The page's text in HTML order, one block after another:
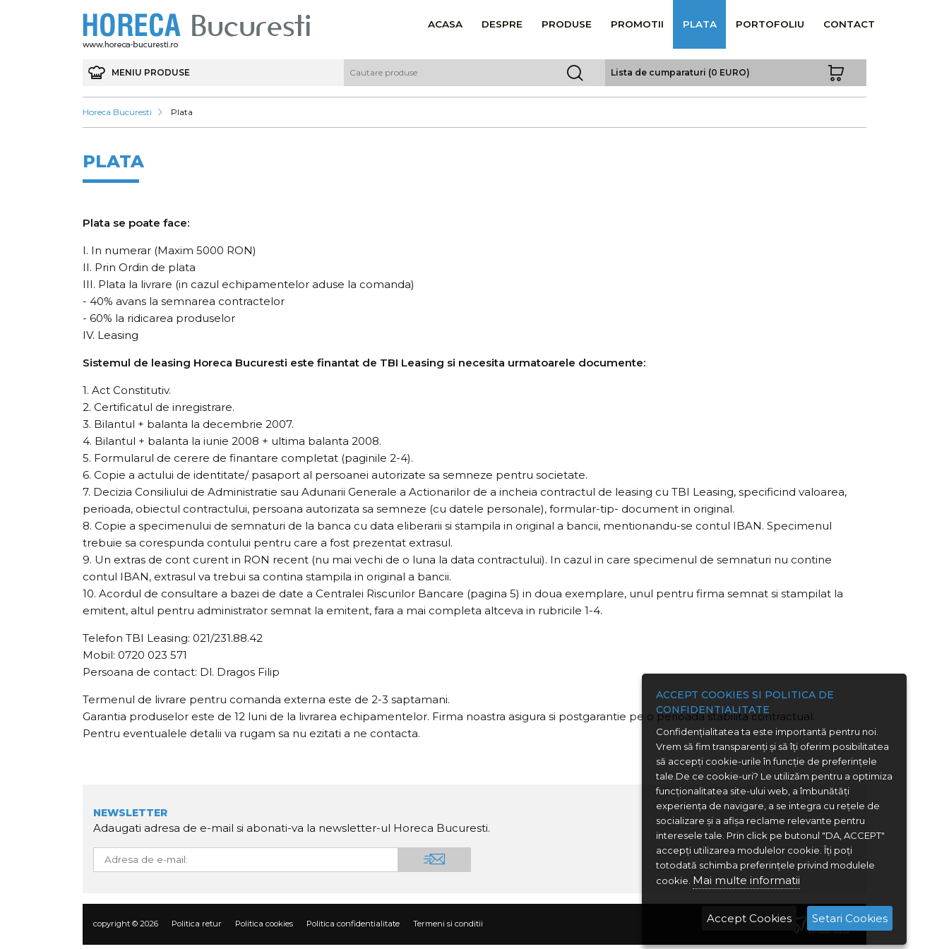
ACASA DESPRE PRODUSE PROMOTII PLATA PORTOFOLIU CONTACT
MENIU PRODUSE Lista de cumparaturi (0 EURO)
Horeca Bucuresti Plata
PLATA
Plata se poate face:
I. In numerar (Maxim 5000 RON)
II. Prin Ordin de plata
III. Plata la livrare (in cazul echipamentelor aduse la comanda)
- 40% avans la semnarea contractelor
- 60% la ridicarea produselor
IV. Leasing
Sistemul de leasing Horeca Bucuresti este finantat de TBI Leasing si necesita urmatoarele documente:
1. Act Constitutiv.
2. Certificatul de inregistrare.
3. Bilantul + balanta la decembrie 2007.
4. Bilantul + balanta la iunie 2008 + ultima balanta 2008.
5. Formularul de cerere de finantare completat (paginile 2-4).
6. Copie a actului de identitate/ pasaport al persoanei autorizate sa semneze pentru societate.
7. Decizia Consiliului de Administratie sau Adunarii Generale a Actionarilor de a incheia contractul de leasing cu TBI Leasing, specificind valoarea,
perioada, obiectul contractului, persoana autorizata sa semneze (cu datele personale), formular-tip- document in original.
8. Copie a specimenului de semnaturi de la banca cu data eliberarii si stampila in original a bancii, mentionandu-se contul IBAN. Specimenul
trebuie sa corespunda contului pentru care a fost prezentat extrasul.
9. Un extras de cont curent in RON recent (nu mai vechi de o luna la data contractului). In cazul in care specimenul de semnaturi nu contine
contul IBAN, extrasul va trebui sa contina stampila in original a bancii.
10. Acordul de consultare a bazei de date a Centralei Riscurilor Bancare (pagina 5) in doua exemplare, unul pentru firma semnat si stampilat la
emitent, altul pentru administrator semnat la emitent, fara a mai completa altceva in rubricile 1-4.
Telefon TBI Leasing: 021/231.88.42
Mobil: 0720 023 571
Persoana de contact: Dl. Dragos Filip
Termenul de livrare pentru comanda externa este de 2-3 saptamani.
Garantia produselor este de 12 luni de la livrarea echipamentelor. Firma noastra asigura si postgarantie pe o perioada stabilita contractual.
Pentru eventualele detalii va rugam sa nu ezitati a ne contacta.
NEWSLETTER
Adaugati adresa de e-mail si abonati-va la newsletter-ul Horeca Bucuresti.
copyright © 2026 Politica retur Politica cookies Politica confidentialitate Termeni si conditii Webdesign:
ACCEPT COOKIES SI POLITICA DE
CONFIDENTIALITATE
Confidenţialitatea ta este importantă pentru noi.
Vrem să fim transparenţi și să îţi oferim posibilitatea
să accepţi cookie-urile în funcţie de preferinţele
tale.De ce cookie-uri? Le utilizăm pentru a optimiza
funcţionalitatea site-ului web, a îmbunătăţi
experienţa de navigare, a se integra cu reţele de
socializare şi a afişa reclame relevante pentru
interesele tale. Prin click pe butonul "DA, ACCEPT"
accepţi utilizarea modulelor cookie. Îţi poţi
totodată schimba preferinţele privind modulele
cookie. Mai multe informatii
Accept Cookies Setari Cookies